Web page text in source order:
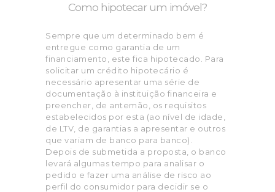
Como hipotecar um imóvel?
Sempre que um determinado bem é
entregue como garantia de um
financiamento, este fica hipotecado. Para
solicitar um crédito hipotecário é
necessário apresentar uma série de
documentação à instituição financeira e
preencher, de antemão, os requisitos
estabelecidos por esta (ao nível de idade,
de LTV, de garantias a apresentar e outros
que variam de banco para banco).
Depois de submetida a proposta, o banco
levará algumas tempo para analisar o
pedido e fazer uma análise de risco ao
perfil do consumidor para decidir se o